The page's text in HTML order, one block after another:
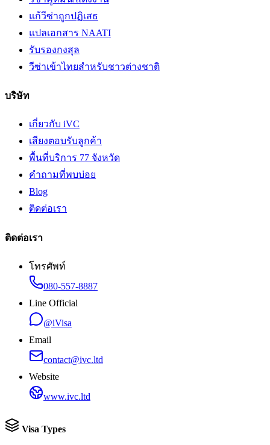
แก้วีซ่าถูกปฏิเสธ
แปลเอกสาร NAATI
รับรองกงสุล
วีซ่าเข้าไทยสำหรับชาวต่างชาติ
บริษัท
เกี่ยวกับ iVC
เสียงตอบรับลูกค้า
พื้นที่บริการ 77 จังหวัด
คำถามที่พบบ่อย
Blog
ติดต่อเรา
ติดต่อเรา
โทรศัพท์
080-557-8887
Line Official
@iVisa
Email
contact@ivc.ltd
Website
www.ivc.ltd
Visa Types